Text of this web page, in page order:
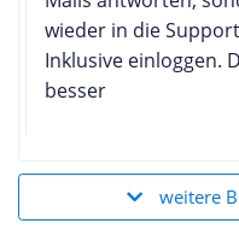
wieder in die
Inklusive einloggen.
besser
weitere